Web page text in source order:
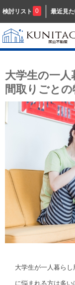
検討リスト 0 最近見
大学生の一人
間取りごとの
大学生が一人暮ら
に悩まれる方は多い